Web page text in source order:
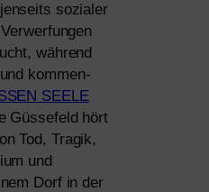
sozia­ler
wäh­rend
kom­men­
SEELE
Güssefeld hört
Tod, Tragik,
und
Dorf in der